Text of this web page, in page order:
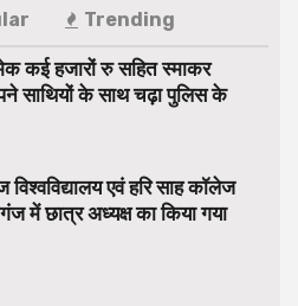
Trending
कई हजारों रु सहित स्माकर
साथियों के साथ चढ़ा पुलिस के
एवं हरि साह कॉलेज
में छात्र अध्यक्ष का किया गया